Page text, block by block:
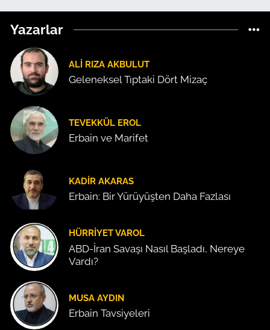
Yazarlar
ALI RIZA AKBULUT
Geleneksel Tıptaki Dört Mizaç
TEVEKKÜL EROL
Erbain ve Marifet
KADIR AKARAS
Erbain: Bir Yürüyüşten Daha Fazlası
HÜRRIYET VAROL
ABD-İran Savaşı Nasıl Başladı, Nereye
Vardı?
MUSA AYDIN
Erbain Tavsiyeleri